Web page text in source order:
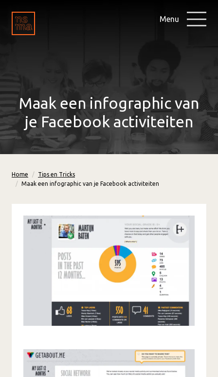
Menu
Maak een infographic van
je Facebook activiteiten
Home
Tips en Tricks
Maak een infographic van je Facebook activiteiten